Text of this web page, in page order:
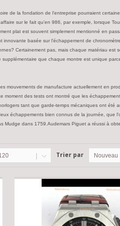
de la fondation de l'entreprise pourraient
sur le fait qu'en 986, par exemple, lorsque
plat est souvent simplement mentionné en
basée sur l'échappement de
Certainement pas, mais chaque matériau est
que chaque montre est unique
mouvements de manufacture actuellement en
moment des tests ont montré que les
tant que garde-temps mécaniques ont été
échappements bien connus de la journée, que
Mudge dans 1759.Audemars Piguet a réussi à
Trier par Nouveau